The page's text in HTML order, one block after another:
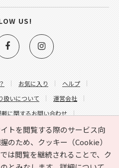
トを閲覧する際のサービス向
のため、クッキー（Cookie）
は閲覧を継続されることで、ク
お気に入り
ヘルプ
扱いについて
運営会社
載に関するお問い合わせ
するお問い合わせ
US!